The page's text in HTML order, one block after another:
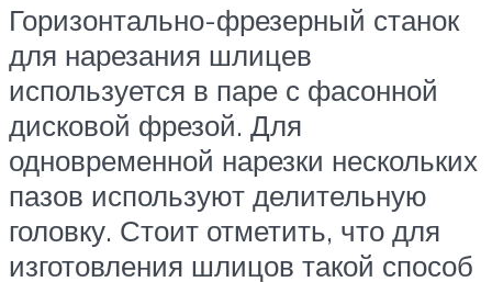
Горизонтально-фрезерный станок
для нарезания шлицев
используется в паре с фасонной
дисковой фрезой. Для
одновременной нарезки нескольких
пазов используют делительную
головку. Стоит отметить, что для
изготовления шлицов такой способ